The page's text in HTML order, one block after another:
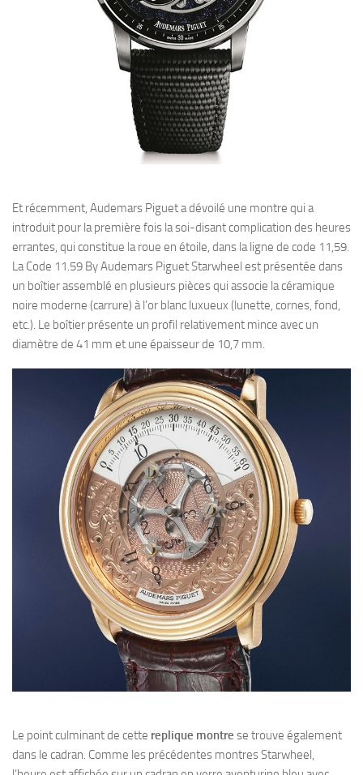
Et récemment, Audemars Piguet a dévoilé une montre qui a
introduit pour la première fois la soi-disant complication des heures
errantes, qui constitue la roue en étoile, dans la ligne de code 11,59.
La Code 11.59 By Audemars Piguet Starwheel est présentée dans
un boîtier assemblé en plusieurs pièces qui associe la céramique
noire moderne (carrure) à l’or blanc luxueux (lunette, cornes, fond,
etc.). Le boîtier présente un profil relativement mince avec un
diamètre de 41 mm et une épaisseur de 10,7 mm.
Le point culminant de cette replique montre se trouve également
dans le cadran. Comme les précédentes montres Starwheel,